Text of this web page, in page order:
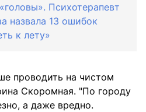
Психотерапевт
назвала 13 ошибок
к лету»
проводить на чистом
Скоромная. "По городу
а даже вредно.